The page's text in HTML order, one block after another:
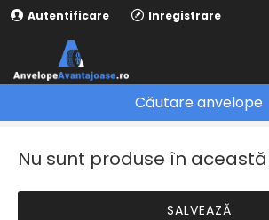
Autentificare Inregistrare
BFGOODRICH
Căutare anvelope
Nu sunt produse în
SALVEAZĂ